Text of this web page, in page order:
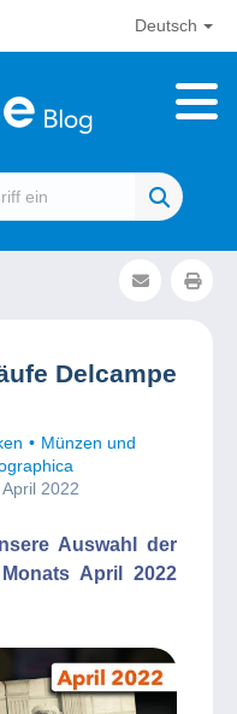
Deutsch
Delcampe
Münzen und
2022
Auswahl der
April 2022